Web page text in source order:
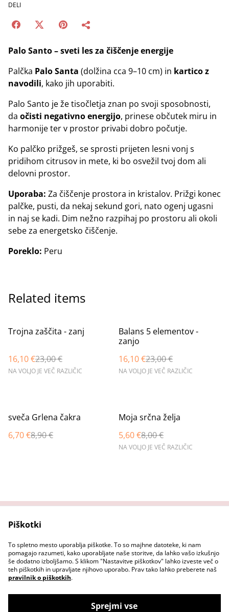
DELI
Palo Santo – sveti les za čiščenje energije
Palčka Palo Santa (dolžina cca 9–10 cm) in kartico z
navodili, kako jih uporabiti.
Palo Santo je že tisočletja znan po svoji sposobnosti,
da očisti negativno energijo, prinese občutek miru in
harmonije ter v prostor privabi dobro počutje.
Ko palčko prižgeš, se sprosti prijeten lesni vonj s
pridihom citrusov in mete, ki bo osvežil tvoj dom ali
delovni prostor.
Uporaba: Za čiščenje prostora in kristalov. Prižgi konec
palčke, pusti, da nekaj sekund gori, nato ogenj ugasni
in naj se kadi. Dim nežno razpihaj po prostoru ali okoli
sebe za energetsko čiščenje.
Poreklo: Peru
Related items
%
Trojna zaščita - zanj
16,10 €23,00 €
NA VOLJO JE VEČ RAZLIČIC
%
Balans 5 elementov -
zanjo
16,10 €23,00 €
NA VOLJO JE VEČ RAZLIČIC
%
sveča Grlena čakra
6,70 €8,90 €
%
Moja srčna želja
5,60 €8,00 €
NA VOLJO JE VEČ RAZLIČIC
Pravni pogoji
Pravilnik o zasebnosti
Pravilnik o piškotkih
Piškotki
To spletno mesto uporablja piškotke. To so majhne datoteke, ki nam
pomagajo razumeti, kako uporabljate naše storitve, da lahko vašo izkušnjo
še dodatno izboljšamo. S klikom "Nastavitve piškotkov" lahko izveste več o
teh piškotkih in upravljate njihovo uporabo. Prav tako lahko preberete naš
pravilnik o piškotkih.
Sprejmi vse